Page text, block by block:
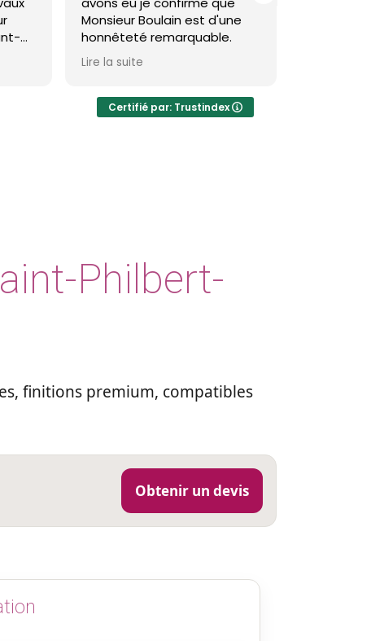
Monsieur Boulain est d'une
honnêteté remarquable.
Lire la suite
Certifié par: Trustindex
Philbert-
finitions premium, compatibles
Obtenir un devis